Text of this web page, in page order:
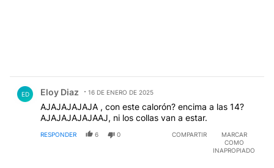
ED Eloy Diaz 16 DE ENERO DE 2025
AJAJAJAJAJA , con este calorón? encima a las 14?
AJAJAJAJAJAAJ, ni los collas van a estar.
RESPONDER 6 0 COMPARTIR
MARCAR
COMO
INAPROPIADO